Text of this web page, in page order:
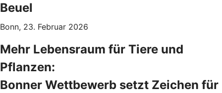
Beuel
Bonn, 23. Februar 2026
Mehr Lebensraum für Tiere und
Pflanzen:
Bonner Wettbewerb setzt Zeichen für